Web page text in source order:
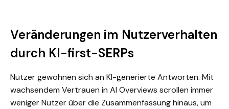
Veränderungen im Nutzerverhalten
durch KI-first-SERPs
Nutzer gewöhnen sich an KI-generierte Antworten. Mit
wachsendem Vertrauen in AI Overviews scrollen immer
weniger Nutzer über die Zusammenfassung hinaus, um